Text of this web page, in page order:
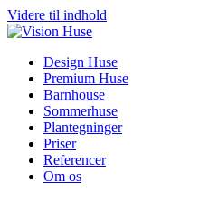
Videre til indhold
Design Huse
Premium Huse
Barnhouse
Sommerhuse
Plantegninger
Priser
Referencer
Om os